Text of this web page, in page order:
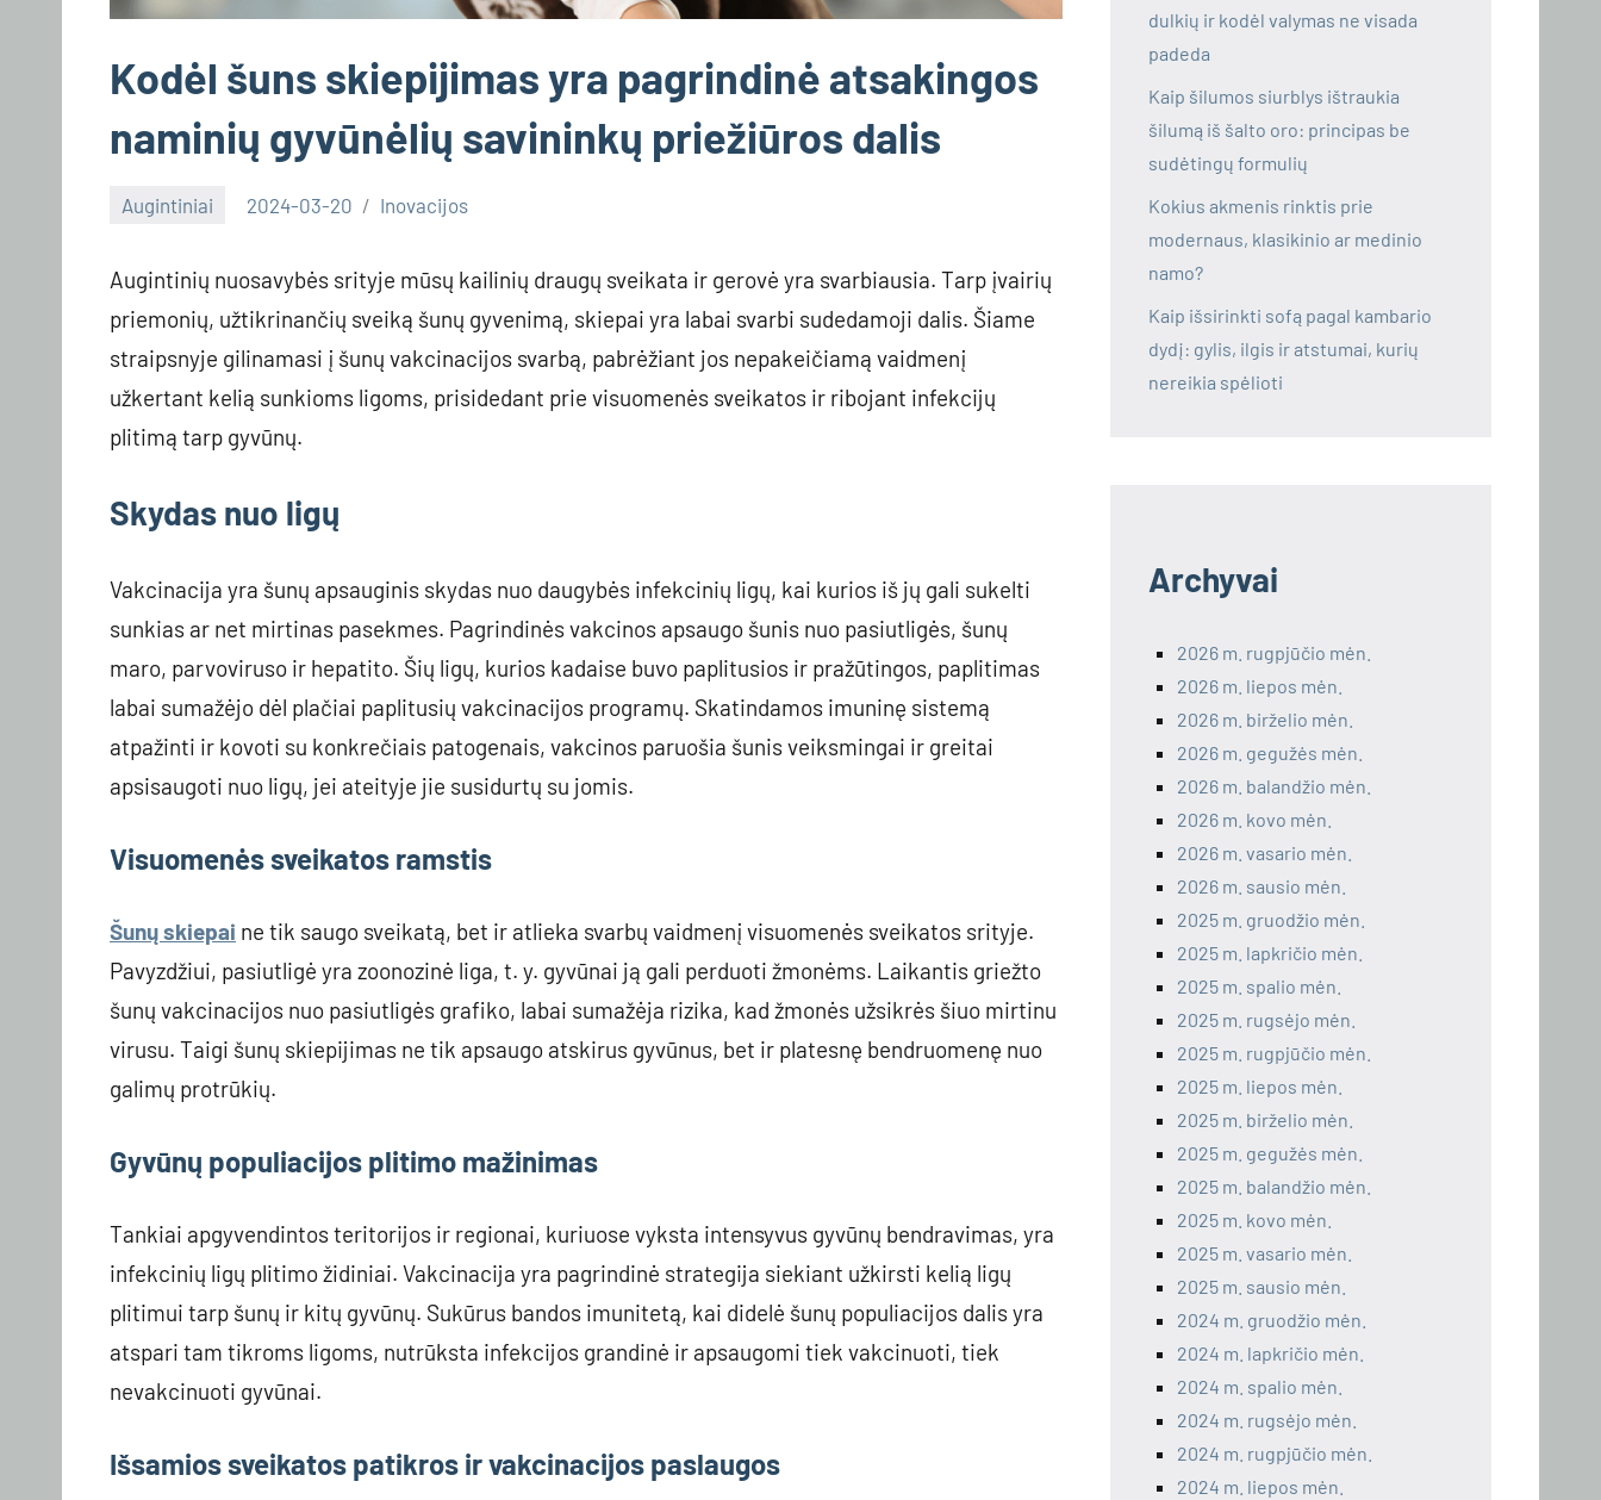
Kodėl šuns skiepijimas yra pagrindinė atsakingos
naminių gyvūnėlių savininkų priežiūros dalis
Augintiniai 2024-03-20 Inovacijos
Augintinių nuosavybės srityje mūsų kailinių draugų sveikata ir gerovė yra svarbiausia. Tarp įvairių
priemonių, užtikrinančių sveiką šunų gyvenimą, skiepai yra labai svarbi sudedamoji dalis. Šiame
straipsnyje gilinamasi į šunų vakcinacijos svarbą, pabrėžiant jos nepakeičiamą vaidmenį
užkertant kelią sunkioms ligoms, prisidedant prie visuomenės sveikatos ir ribojant infekcijų
plitimą tarp gyvūnų.
Skydas nuo ligų
Vakcinacija yra šunų apsauginis skydas nuo daugybės infekcinių ligų, kai kurios iš jų gali sukelti
sunkias ar net mirtinas pasekmes. Pagrindinės vakcinos apsaugo šunis nuo pasiutligės, šunų
maro, parvoviruso ir hepatito. Šių ligų, kurios kadaise buvo paplitusios ir pražūtingos, paplitimas
labai sumažėjo dėl plačiai paplitusių vakcinacijos programų. Skatindamos imuninę sistemą
atpažinti ir kovoti su konkrečiais patogenais, vakcinos paruošia šunis veiksmingai ir greitai
apsisaugoti nuo ligų, jei ateityje jie susidurtų su jomis.
Visuomenės sveikatos ramstis
Šunų skiepai ne tik saugo sveikatą, bet ir atlieka svarbų vaidmenį visuomenės sveikatos srityje.
Pavyzdžiui, pasiutligė yra zoonozinė liga, t. y. gyvūnai ją gali perduoti žmonėms. Laikantis griežto
šunų vakcinacijos nuo pasiutligės grafiko, labai sumažėja rizika, kad žmonės užsikrės šiuo mirtinu
virusu. Taigi šunų skiepijimas ne tik apsaugo atskirus gyvūnus, bet ir platesnę bendruomenę nuo
galimų protrūkių.
Gyvūnų populiacijos plitimo mažinimas
Tankiai apgyvendintos teritorijos ir regionai, kuriuose vyksta intensyvus gyvūnų bendravimas, yra
infekcinių ligų plitimo židiniai. Vakcinacija yra pagrindinė strategija siekiant užkirsti kelią ligų
plitimui tarp šunų ir kitų gyvūnų. Sukūrus bandos imunitetą, kai didelė šunų populiacijos dalis yra
atspari tam tikroms ligoms, nutrūksta infekcijos grandinė ir apsaugomi tiek vakcinuoti, tiek
nevakcinuoti gyvūnai.
Išsamios sveikatos patikros ir vakcinacijos paslaugos
dulkių ir kodėl valymas ne visada
padeda
Kaip šilumos siurblys ištraukia
šilumą iš šalto oro: principas be
sudėtingų formulių
Kokius akmenis rinktis prie
modernaus, klasikinio ar medinio
namo?
Kaip išsirinkti sofą pagal kambario
dydį: gylis, ilgis ir atstumai, kurių
nereikia spėlioti
Archyvai
2026 m. rugpjūčio mėn.
2026 m. liepos mėn.
2026 m. birželio mėn.
2026 m. gegužės mėn.
2026 m. balandžio mėn.
2026 m. kovo mėn.
2026 m. vasario mėn.
2026 m. sausio mėn.
2025 m. gruodžio mėn.
2025 m. lapkričio mėn.
2025 m. spalio mėn.
2025 m. rugsėjo mėn.
2025 m. rugpjūčio mėn.
2025 m. liepos mėn.
2025 m. birželio mėn.
2025 m. gegužės mėn.
2025 m. balandžio mėn.
2025 m. kovo mėn.
2025 m. vasario mėn.
2025 m. sausio mėn.
2024 m. gruodžio mėn.
2024 m. lapkričio mėn.
2024 m. spalio mėn.
2024 m. rugsėjo mėn.
2024 m. rugpjūčio mėn.
2024 m. liepos mėn.